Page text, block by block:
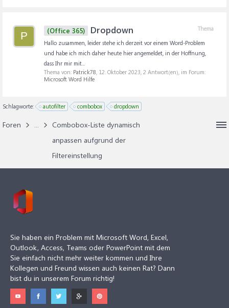
P
Thema
(Office 365) Dropdown
Hallo zusammen, leider stehe ich derzeit vor einem Word-Problem
und habe ich mich daher heute hier angemeldet, in der Hoffnung,
dass Ihr mir mit...
Thema von: Patrick78, 12. Oktober 2023, 2 Antwort(en), im Forum:
Microsoft Word Hilfe
Schlagworte: autofilter combobox dropdown
Foren ...
Combobox-Liste dynamisch
anpassen aufgrund der
Filtereinstellung
Sie haben ein Problem mit Microsoft Word, Excel,
Outlook, Access, Teams oder PowerPoint mit dem
Sie einfach nicht mehr weiter kommen und Ihre
Kollegen und Freund wissen auch keinen Rat? Dann
bist du in unserem Forum richtig!